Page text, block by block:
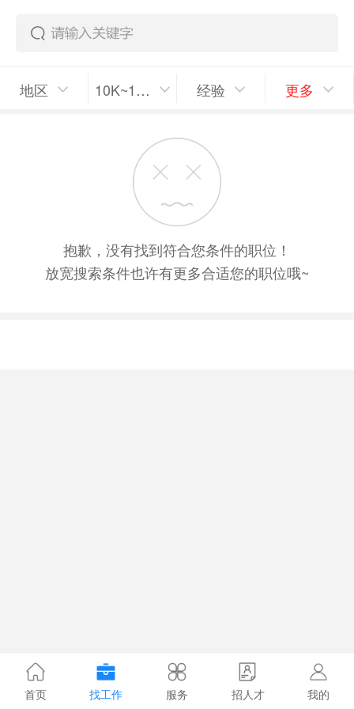
地区 10K~15K/月 经验 更多
抱歉，没有找到符合您条件的职位！
放宽搜索条件也许有更多合适您的职位哦~
首页 找工作 服务 招人才 我的